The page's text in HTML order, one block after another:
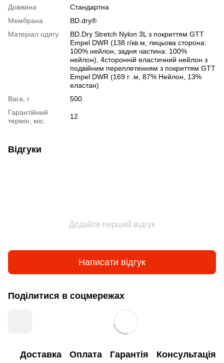
Довжина
Стандартна
Мембрана
BD.dry®
Матеріал одягу
BD.Dry Stretch Nylon 3L з покриттям GTT
Empel DWR (138 г/кв.м, лицьова сторона:
100% нейлон, задня частина: 100%
нейлон), 4сторонній еластичний нейлон з
подвійним переплетенням з покриттям GTT
Empel DWR (169 г .м, 87% Нейлон, 13%
еластан)
Вага, г
500
Гарантійний
термін, міс.
12
Відгуки
Додайте перший відгук
Написати відгук
Поділитися в соцмережах
Доставка Оплата Гарантія Консультація